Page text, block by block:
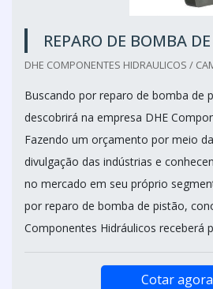
REPARO DE BOMBA
DHE COMPONENTES HIDRAULICOS /
Buscando por reparo de bomba de
descobrirá na empresa DHE
Fazendo um orçamento por meio
divulgação das indústrias e
no mercado em seu próprio
por reparo de bomba de pistão,
Componentes Hidráulicos receberá
Cotar agora